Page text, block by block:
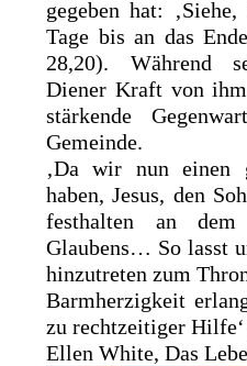
gegeben hat:
Tage bis an das
28,20). Während
Diener Kraft von
stärkende
Gemeinde.
‚Da wir nun einen
haben, Jesus, den
festhalten an dem
Glaubens… So lasst
hinzutreten zum
Barmherzigkeit
zu rechtzeitiger
Ellen White, Das